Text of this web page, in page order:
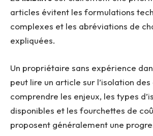
articles évitent les formulations
complexes et les abréviations de
expliquées.
Un propriétaire sans expérience
peut lire un article sur l’isolation
comprendre les enjeux, les types
disponibles et les fourchettes de
proposent généralement une